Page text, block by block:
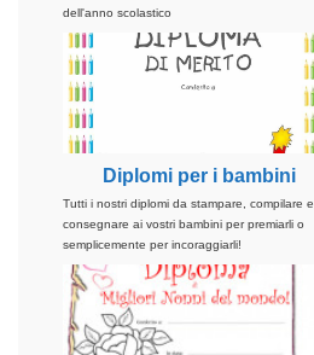
dell'anno scolastico
Diplomi per i bambini
Tutti i nostri diplomi da stampare, compilare e
consegnare ai vostri bambini per premiarli o
semplicemente per incoraggiarli!